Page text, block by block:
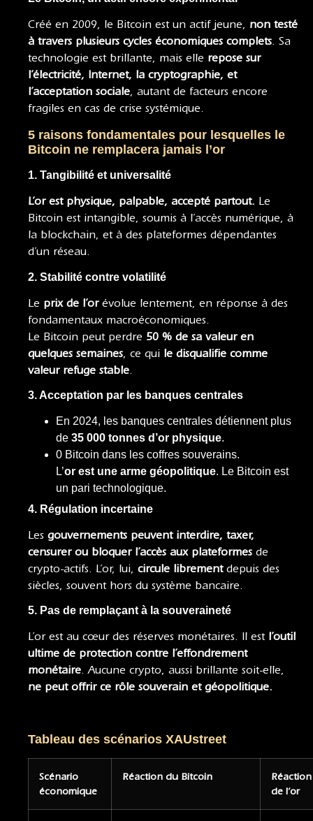
Créé en 2009, le Bitcoin est un actif jeune, non testé
à travers plusieurs cycles économiques complets. Sa
technologie est brillante, mais elle repose sur
l’électricité, Internet, la cryptographie, et
l’acceptation sociale, autant de facteurs encore
fragiles en cas de crise systémique.
5 raisons fondamentales pour lesquelles le
Bitcoin ne remplacera jamais l’or
1. Tangibilité et universalité
L’or est physique, palpable, accepté partout. Le
Bitcoin est intangible, soumis à l’accès numérique, à
la blockchain, et à des plateformes dépendantes
d’un réseau.
2. Stabilité contre volatilité
Le prix de l’orévolue lentement, en réponse à des
fondamentaux macroéconomiques.
Le Bitcoin peut perdre 50 % de sa valeur en
quelques semaines , ce qui le disqualifie comme
valeur refuge stable
3. Acceptation par les banques centrales
En 2024, les banques centrales détiennent plus
de 35 000 tonnes d’or physique.
0 Bitcoin dans les coffres souverains.
L’or est une arme géopolitique. Le Bitcoin est
un pari technologique.
4. Régulation incertaine
Les gouvernements peuvent interdire, taxer,
censurer ou bloquer l’accès aux plateformes de
crypto-actifs. L’or, lui, circule librementdepuis des
siècles, souvent hors du système bancaire.
5. Pas de remplaçant à la souveraineté
L’or est au cœur des réserves monétaires. Il est l’outil
ultime de protection contre l’effondrement
monétaire. Aucune crypto, aussi brillante soit-elle,
ne peut offrir ce rôle souverain et géopolitique.
Tableau des scénarios XAUstreet
Scénario
économique
Réaction du Bitcoin
Réaction
de l’or